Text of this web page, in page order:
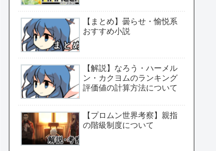
【まとめ】曇らせ・愉悦系
おすすめ小説
【解説】なろう・ハーメル
ン・カクヨムのランキング
評価値の計算方法について
【プロムン世界考察】親指
の階級制度について